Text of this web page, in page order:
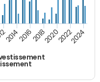
201420162018202020222024